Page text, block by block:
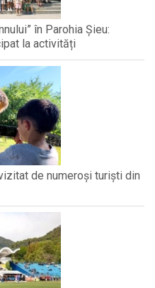
în Parohia Șieu:
la activități
de numeroși turiști din